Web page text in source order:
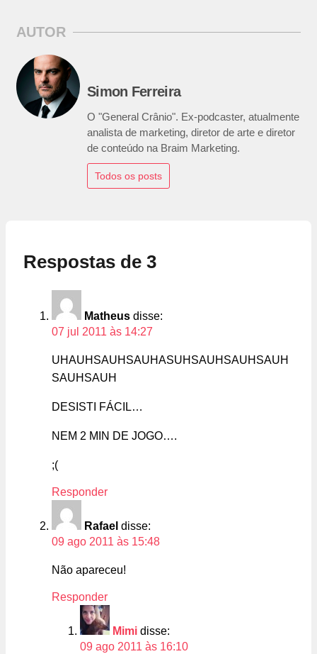
AUTOR
Simon Ferreira
O "General Crânio". Ex-podcaster, atualmente
analista de marketing, diretor de arte e diretor
de conteúdo na Braim Marketing.
Todos os posts
Respostas de 3
Matheus disse:
07 jul 2011 às 14:27
UHAUHSAUHSAUHASUHSAUHSAUHSAUH
SAUHSAUH
DESISTI FÁCIL…
NEM 2 MIN DE JOGO….
;(
Responder
Rafael disse:
09 ago 2011 às 15:48
Não apareceu!
Responder
Mimi disse:
09 ago 2011 às 16:10